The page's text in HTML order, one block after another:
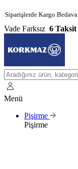
Kargo Bedava •
Vade Farksız 6 Taksit
Menü
Pişirme
Pişirme